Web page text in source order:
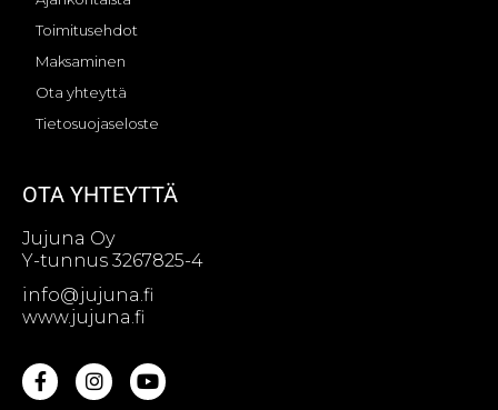
Toimitusehdot
Maksaminen
Ota yhteyttä
Tietosuojaseloste
OTA YHTEYTTÄ
Jujuna Oy
Y-tunnus 3267825-4
info@jujuna.fi
www.jujuna.fi